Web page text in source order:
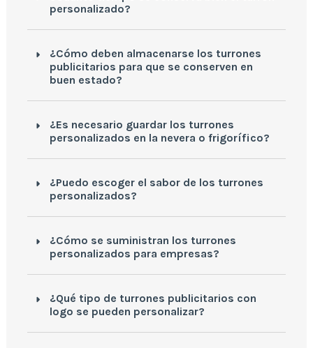
personalizado?
¿Cómo deben almacenarse los turrones
publicitarios para que se conserven en
buen estado?
¿Es necesario guardar los turrones
personalizados en la nevera o frigorífico?
¿Puedo escoger el sabor de los turrones
personalizados?
¿Cómo se suministran los turrones
personalizados para empresas?
¿Qué tipo de turrones publicitarios con
logo se pueden personalizar?